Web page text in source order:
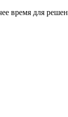
время для